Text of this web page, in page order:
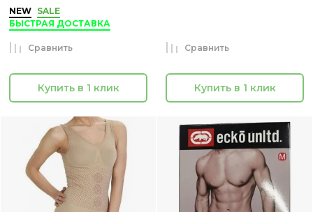
NEW SALE
БЫСТРАЯ ДОСТАВКА
Сравнить
Купить в 1 клик
Сравнить
Купить в 1 клик